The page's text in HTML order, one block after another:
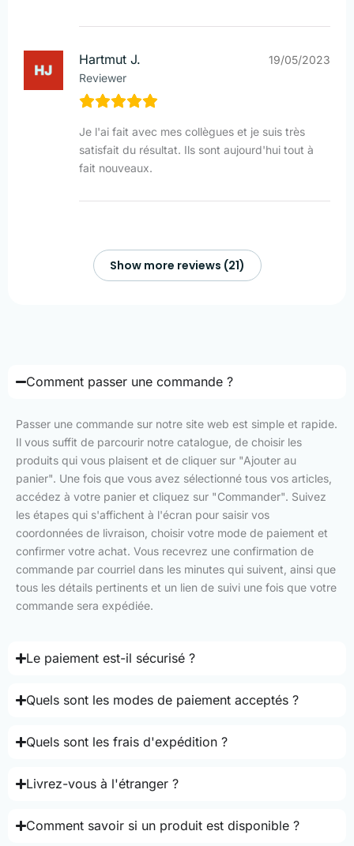
Hartmut J.
Reviewer
19/05/2023
Je l'ai fait avec mes collègues et je suis très
satisfait du résultat. Ils sont aujourd'hui tout à
fait nouveaux.
Show more reviews (21)
Comment passer une commande ?
Passer une commande sur notre site web est simple et rapide.
Il vous suffit de parcourir notre catalogue, de choisir les
produits qui vous plaisent et de cliquer sur "Ajouter au
panier". Une fois que vous avez sélectionné tous vos articles,
accédez à votre panier et cliquez sur "Commander". Suivez
les étapes qui s'affichent à l'écran pour saisir vos
coordonnées de livraison, choisir votre mode de paiement et
confirmer votre achat. Vous recevrez une confirmation de
commande par courriel dans les minutes qui suivent, ainsi que
tous les détails pertinents et un lien de suivi une fois que votre
commande sera expédiée.
Le paiement est-il sécurisé ?
Quels sont les modes de paiement acceptés ?
Quels sont les frais d'expédition ?
Livrez-vous à l'étranger ?
Comment savoir si un produit est disponible ?